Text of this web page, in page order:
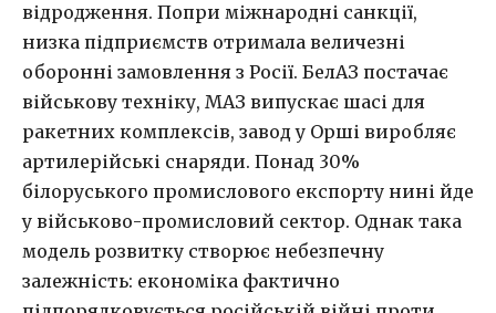
відродження. Попри міжнародні санкції,
низка підприємств отримала величезні
оборонні замовлення з Росії. БелАЗ постачає
військову техніку, МАЗ випускає шасі для
ракетних комплексів, завод у Орші виробляє
артилерійські снаряди. Понад 30%
білоруського промислового експорту нині йде
у військово-промисловий сектор. Однак така
модель розвитку створює небезпечну
залежність: економіка фактично